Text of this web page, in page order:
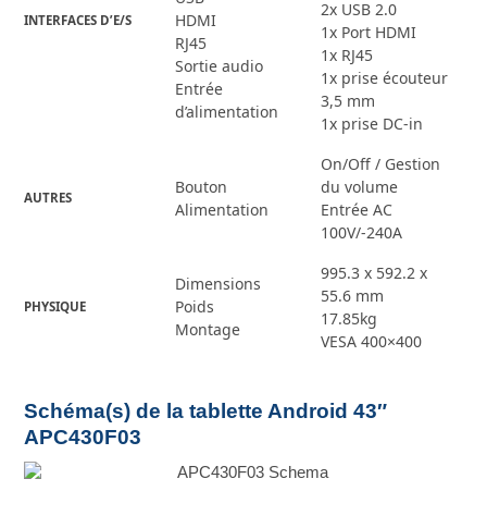
INTERFACES D’E/S
HDMI
RJ45
Sortie audio
Entrée
d’alimentation
2x USB 2.0
1x Port HDMI
1x RJ45
1x prise écouteur
3,5 mm
1x prise DC-in
AUTRES
Bouton
Alimentation
On/Off / Gestion
du volume
Entrée AC
100V/-240A
PHYSIQUE
Dimensions
Poids
Montage
995.3 x 592.2 x
55.6 mm
17.85kg
VESA 400×400
Schéma(s) de la tablette Android 43″
APC430F03